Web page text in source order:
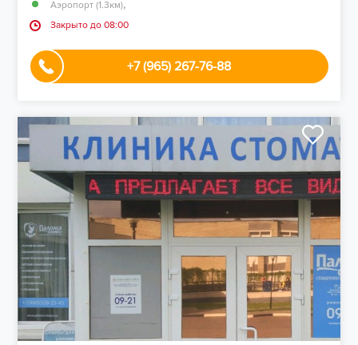
Аэропорт (1.3км),
Закрыто до 08:00
+7 (965) 267-76-88